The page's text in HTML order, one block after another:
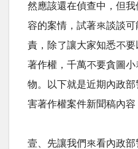
然應該還在偵查中，但
容的案情，試著來談談
責，除了讓大家知悉不
著作權，千萬不要貪圖
物。以下就是近期內政
害著作權案件新聞稿內容
壹、先讓我們來看內政